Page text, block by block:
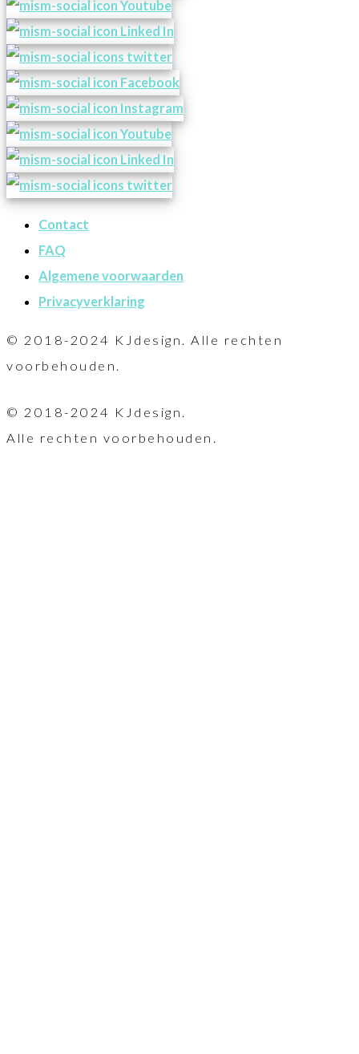
Contact
FAQ
Algemene voorwaarden
Privacyverklaring
© 2018-2024 KJdesign. Alle rechten
voorbehouden.
© 2018-2024 KJdesign.
Alle rechten voorbehouden.